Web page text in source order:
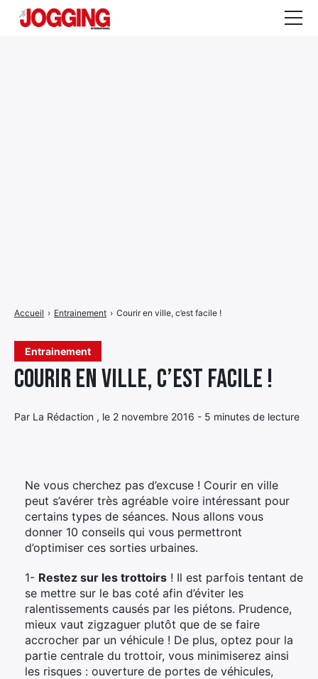
Entrainement
Courir en ville, c’est facile !
Par La Rédaction , le 2 novembre 2016 - 5 minutes de lecture
Accueil › Entrainement › Courir en ville, c’est facile !
Ne vous cherchez pas d’excuse ! Courir en ville
peut s’avérer très agréable voire intéressant pour
certains types de séances. Nous allons vous
donner 10 conseils qui vous permettront
d’optimiser ces sorties urbaines.
1- Restez sur les trottoirs ! Il est parfois tentant de
se mettre sur le bas coté afin d’éviter les
ralentissements causés par les piétons. Prudence,
mieux vaut zigzaguer plutôt que de se faire
accrocher par un véhicule ! De plus, optez pour la
partie centrale du trottoir, vous minimiserez ainsi
les risques : ouverture de portes de véhicules,
menude
menu
de
menu